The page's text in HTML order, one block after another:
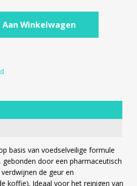
Winkelwagen
basis van voedselveilige formule
door een pharmaceutisch
de geur en
koffie). Ideaal voor het reinigen van